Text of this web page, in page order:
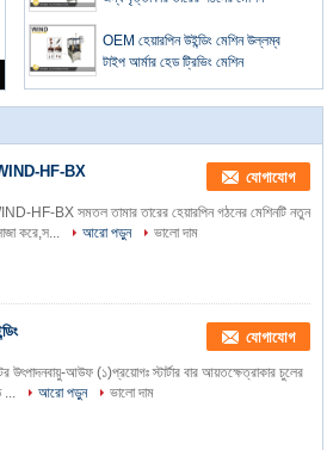
OEM হেয়ারপিন উইন্ডিং মেশিন উল্লম্ব
টাইপ আর্মার হেড ট্রিভিং মেশিন
WIND-HF-BX যোগাযোগ
WIND-HF-BX সমতল তামার তারের হেয়ারপিন গঠনের মেশিনটি নতুন
করে,স...
আরো পড়ুন
ভালো দাম
যোগাযোগ
উৎপাদনবায়ু-আউফ (১)প্রয়োগঃ স্টার্টার বার আয়তক্ষেত্রাকার চুলের
...
আরো পড়ুন
ভালো দাম